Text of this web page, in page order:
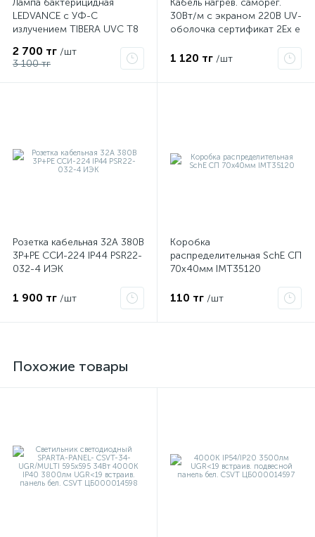
Лампа бактерицидная
LEDVANCE с УФ-С
излучением TIBERA UVC T8
2 700 тг /шт
3 100 тг
Кабель нагрев. саморег.
30Вт/м с экраном 220В UV-
оболочка сертификат 2Ex e
PHC-30
1 120 тг /шт
Розетка кабельная 32А 380В
3P+PЕ ССИ-224 IP44 PSR22-
032-4 ИЭК
1 900 тг /шт
Коробка
распределительная SchE СП
70х40мм IMT35120
110 тг /шт
Похожие товары